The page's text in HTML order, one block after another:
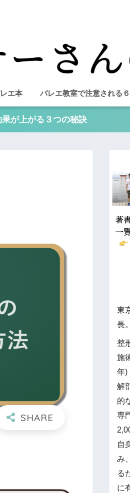
エ本 バレエ教室で注意される
が上がる３つの秘訣
東
長。
整
施
年)
解
的
専
自
み
る
に